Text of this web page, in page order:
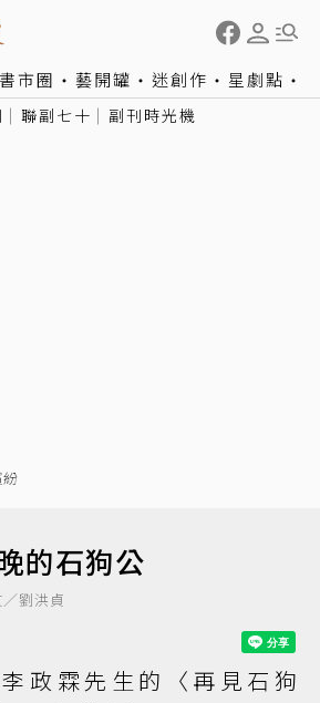
書市圈 藝開罐 迷創作 星劇點
聯副七十 副刊時光機
的石狗公
劉洪貞
政霖先生的〈再見石狗